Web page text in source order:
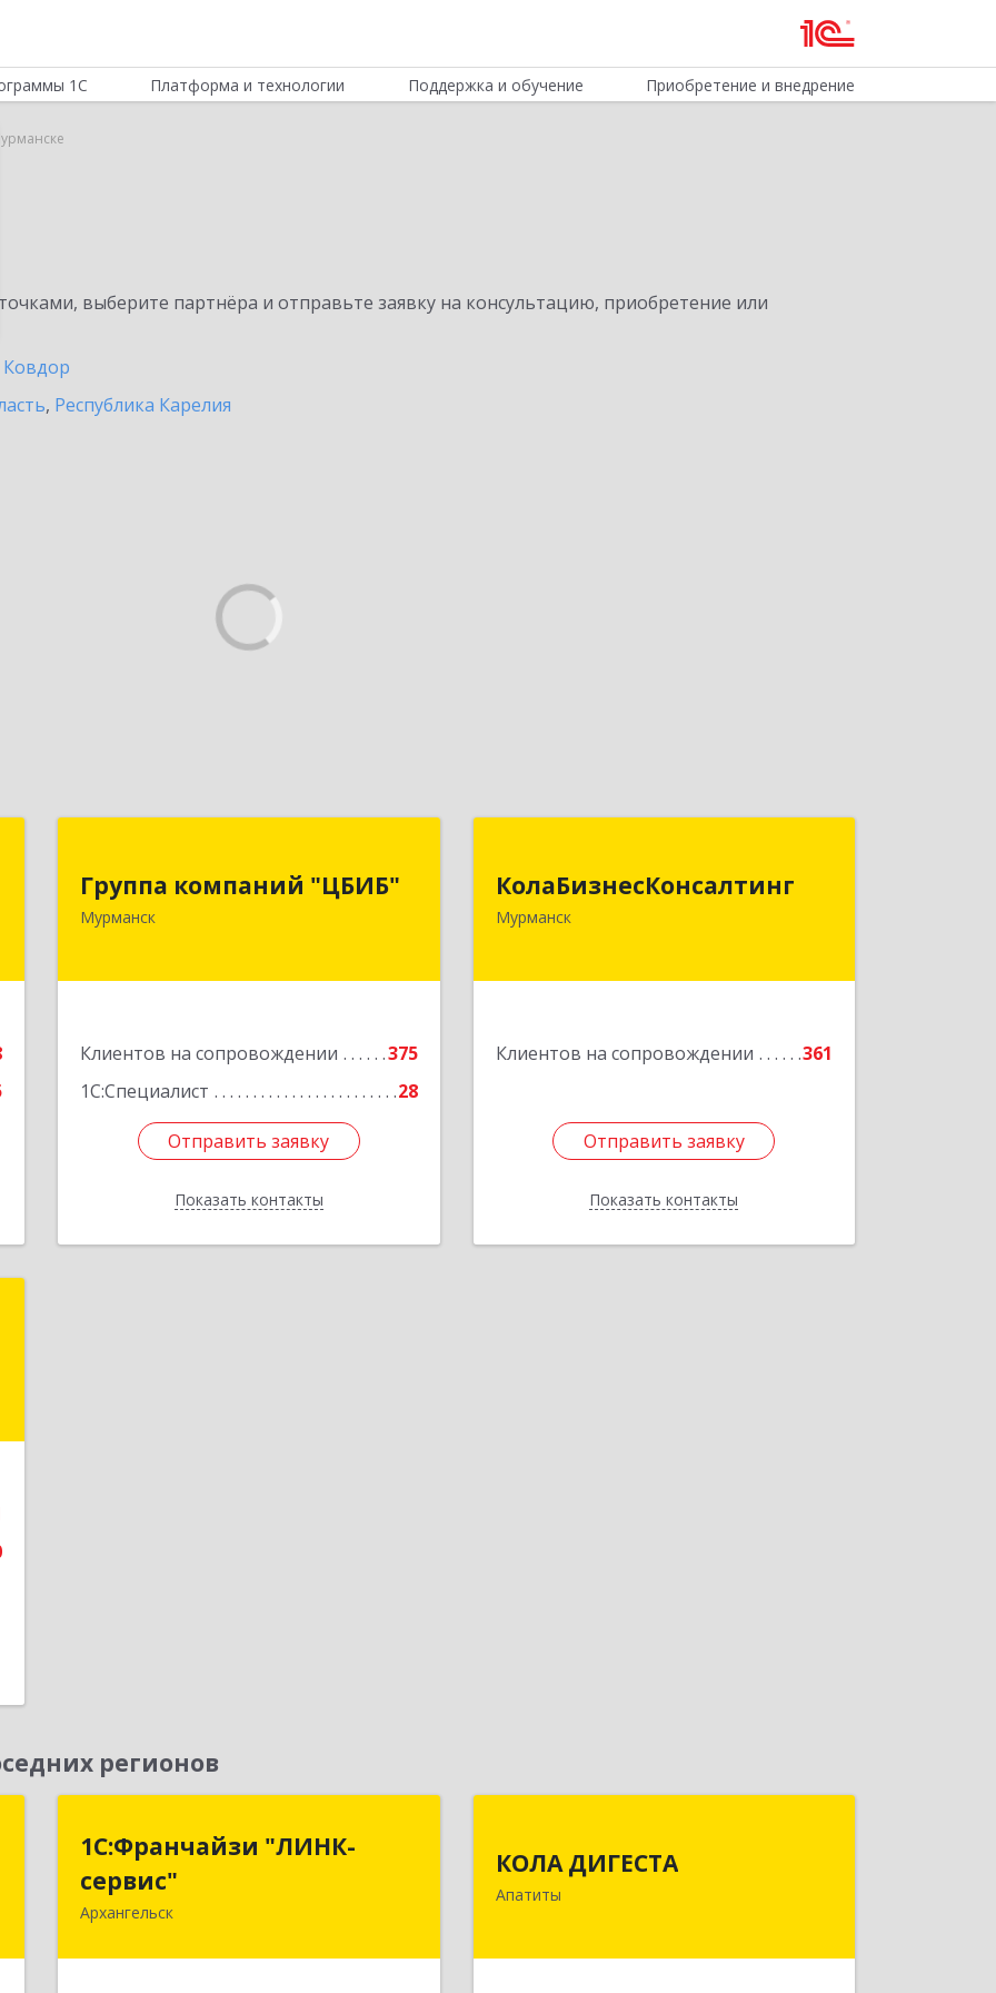
1С Платформа и технологии Поддержка и обучение Приобретение и внедрение
выберите партнёра и отправьте заявку на консультацию, приобретение или
Ковдор
, Республика Карелия
Группа компаний "ЦБИБ"
Мурманск
Клиентов на сопровождении
375
1С:Специалист
28
Отправить заявку
Показать контакты
183010, Мурманская обл, Мурманск г,
Подробнее
Отправить заявку
Назад
КолаБизнесКонсалтинг
Мурманск
Клиентов на сопровождении 361
Отправить заявку
Показать контакты
Подробнее
Отправить заявку
Назад
регионов
1С:Франчайзи "ЛИНК-
сервис"
Архангельск
1С:Франчайзи "ЛИНК-
сервис"
КОЛА ДИГЕСТА
Апатиты
184209, Мурманская обл, Апатиты г,
Подробнее